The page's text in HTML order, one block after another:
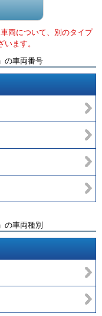
両について、別のタイプ
ます。
」 の車両番号
の車両種別